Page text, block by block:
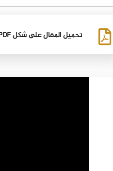
تحميل المقال على شكل PDF